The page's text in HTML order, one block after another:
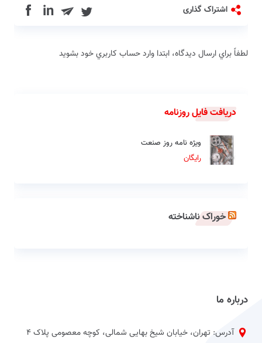
اشتراک گذاری in
لطفاً براي ارسال دیدگاه، ابتدا وارد حساب كاربري خود بشويد
دریافت فایل روزنامه
ویژه نامه روز صنعت
رایگان
خوراک ناشناخته
درباره ما
آدرس: تهران، خیابان شیخ بهایی شمالی، کوچه معصومی پلاک 4